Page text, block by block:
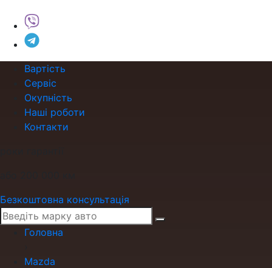
Вартість
Сервіс
Окупність
Наші роботи
Контакти
Безкоштовна консультація
Головна
Mazda